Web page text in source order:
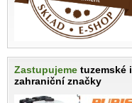
Zastupujeme tuzemské i
zahraniční značky